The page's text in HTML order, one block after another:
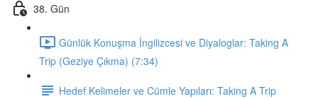
38. Gün
Günlük Konuşma İngilizcesi ve Diyaloglar: Taking A
Trip (Geziye Çıkma) (7:34)
Hedef Kelimeler ve Cümle Yapıları: Taking A Trip